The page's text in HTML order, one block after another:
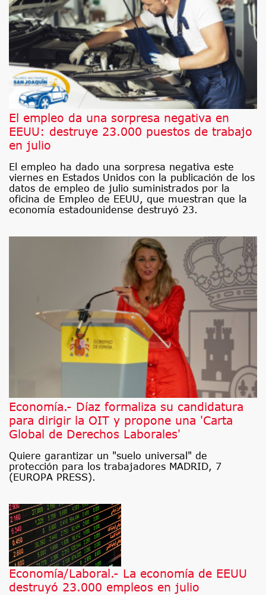
El empleo da una sorpresa negativa en
EEUU: destruye 23.000 puestos de trabajo
en julio
El empleo ha dado una sorpresa negativa este
viernes en Estados Unidos con la publicación de los
datos de empleo de julio suministrados por la
oficina de Empleo de EEUU, que muestran que la
economía estadounidense destruyó 23.
Economía.- Díaz formaliza su candidatura
para dirigir la OIT y propone una 'Carta
Global de Derechos Laborales'
Quiere garantizar un "suelo universal" de
protección para los trabajadores MADRID, 7
(EUROPA PRESS).
Economía/Laboral.- La economía de EEUU
destruyó 23.000 empleos en julio